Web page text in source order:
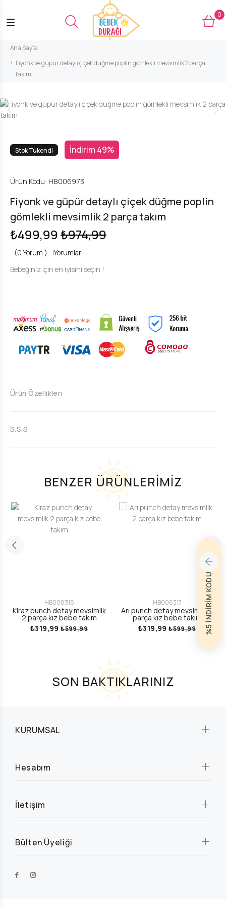
0
Ana Sayfa
Fiyonk ve güpür detaylı çiçek düğme poplin gömlekli mevsimlik 2 parça
takım
Stok Tükendi İndirim 49%
Ürün Kodu: HB006973
Fiyonk ve güpür detaylı çiçek düğme poplin
gömlekli mevsimlik 2 parça takım
₺499,99 ₺974,99
(0 Yorum ) |Yorumlar
Bebeğiniz için en iyisini seçin !
Ürün Özellikleri
S.S.S
BENZER ÜRÜNLERİMİZ
HB008318
Kiraz punch detay mevsimlik
2 parça kız bebe takım
₺319,99₺599,99
HB008317
Arı punch detay mevsimlik 2
parça kız bebe takım
₺319,99₺599,99
SON BAKTIKLARINIZ
KURUMSAL
Hesabım
İletişim
Bülten Üyeliği
%5 İNDİRİM KODU